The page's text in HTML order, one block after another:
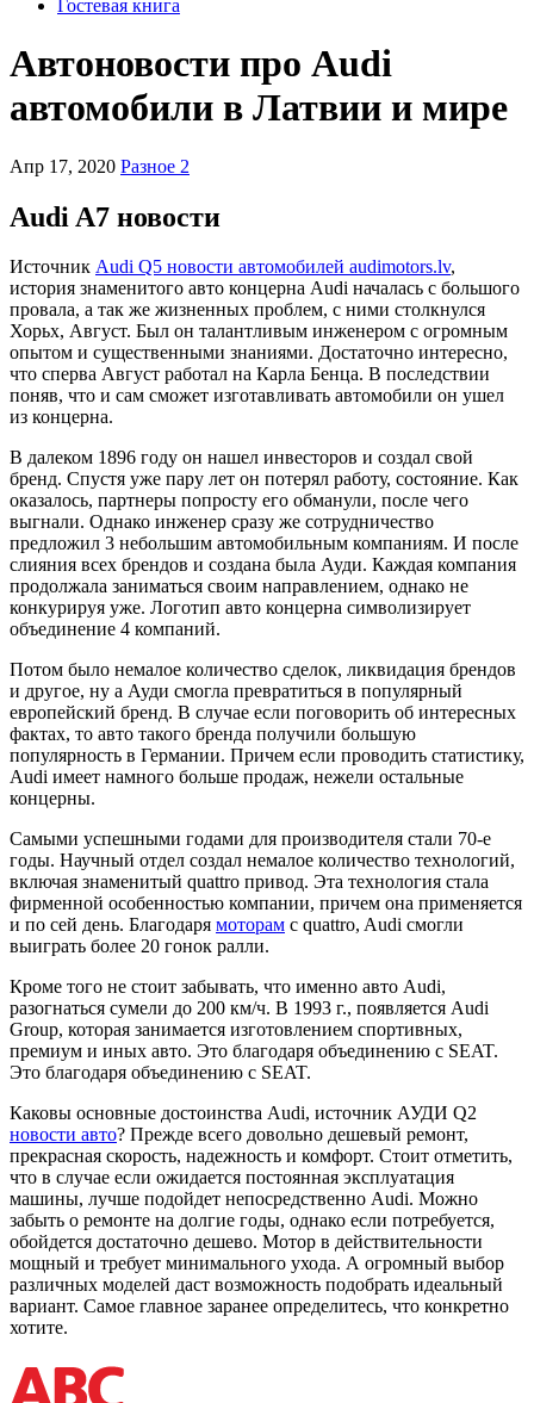
Гостевая книга
Автоновости про Audi
автомобили в Латвии и мире
Апр 17, 2020 Разное 2
Audi A7 новости
Источник Audi Q5 новости автомобилей audimotors.lv,
история знаменитого авто концерна Audi началась с большого
провала, а так же жизненных проблем, с ними столкнулся
Хорьх, Август. Был он талантливым инженером с огромным
опытом и существенными знаниями. Достаточно интересно,
что сперва Август работал на Карла Бенца. В последствии
поняв, что и сам сможет изготавливать автомобили он ушел
из концерна.
В далеком 1896 году он нашел инвесторов и создал свой
бренд. Спустя уже пару лет он потерял работу, состояние. Как
оказалось, партнеры попросту его обманули, после чего
выгнали. Однако инженер сразу же сотрудничество
предложил 3 небольшим автомобильным компаниям. И после
слияния всех брендов и создана была Ауди. Каждая компания
продолжала заниматься своим направлением, однако не
конкурируя уже. Логотип авто концерна символизирует
объединение 4 компаний.
Потом было немалое количество сделок, ликвидация брендов
и другое, ну а Ауди смогла превратиться в популярный
европейский бренд. В случае если поговорить об интересных
фактах, то авто такого бренда получили большую
популярность в Германии. Причем если проводить статистику,
Audi имеет намного больше продаж, нежели остальные
концерны.
Самыми успешными годами для производителя стали 70-е
годы. Научный отдел создал немалое количество технологий,
включая знаменитый quattro привод. Эта технология стала
фирменной особенностью компании, причем она применяется
и по сей день. Благодаря моторам с quattro, Audi смогли
выиграть более 20 гонок ралли.
Кроме того не стоит забывать, что именно авто Audi,
разогнаться сумели до 200 км/ч. В 1993 г., появляется Audi
Group, которая занимается изготовлением спортивных,
премиум и иных авто. Это благодаря объединению с SEAT.
Это благодаря объединению с SEAT.
Каковы основные достоинства Audi, источник АУДИ Q2
новости авто? Прежде всего довольно дешевый ремонт,
прекрасная скорость, надежность и комфорт. Стоит отметить,
что в случае если ожидается постоянная эксплуатация
машины, лучше подойдет непосредственно Audi. Можно
забыть о ремонте на долгие годы, однако если потребуется,
обойдется достаточно дешево. Мотор в действительности
мощный и требует минимального ухода. А огромный выбор
различных моделей даст возможность подобрать идеальный
вариант. Самое главное заранее определитесь, что конкретно
хотите.